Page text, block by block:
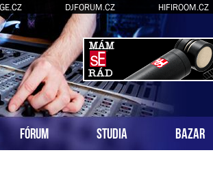
DJFORUM.CZ HIFIROOM.CZ
FÓRUM STUDIA BAZAR